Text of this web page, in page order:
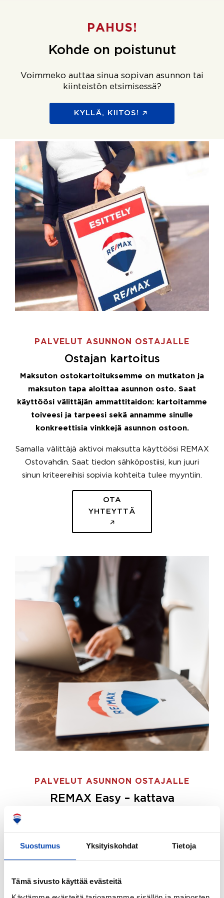
Suostumus Yksityiskohdat Tietoja
Tämä sivusto käyttää evästeitä
PAHUS!
Kohde on poistunut
Voimmeko auttaa sinua sopivan asunnon tai
kiinteistön etsimisessä?
KYLLÄ, KIITOS!
PALVELUT ASUNNON OSTAJALLE
Ostajan kartoitus
Maksuton ostokartoituksemme on mutkaton ja
maksuton tapa aloittaa asunnon osto. Saat
käyttöösi välittäjän ammattitaidon: kartoitamme
toiveesi ja tarpeesi sekä annamme sinulle
konkreettisia vinkkejä asunnon ostoon.
Samalla välittäjä aktivoi maksutta käyttöösi REMAX
Ostovahdin. Saat tiedon sähköpostiisi, kun juuri
sinun kriteereihisi sopivia kohteita tulee myyntiin.
OTA
YHTEYTTÄ
PALVELUT ASUNNON OSTAJALLE
REMAX Easy – kattava
ostajille.
Tee ostotoimeksianto ja etsimme juuri